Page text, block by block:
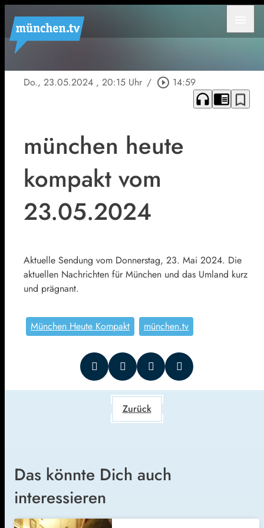
Do., 23.05.2024 , 20:15 Uhr / play_circle_outline 14:59
headphones chrome_reader_mode bookmark_border
münchen heute
kompakt vom
23.05.2024
Aktuelle Sendung vom Donnerstag, 23. Mai 2024. Die
aktuellen Nachrichten für München und das Umland kurz
und prägnant.
München Heute Kompakt münchen.tv
Zurück
Das könnte Dich auch
interessieren